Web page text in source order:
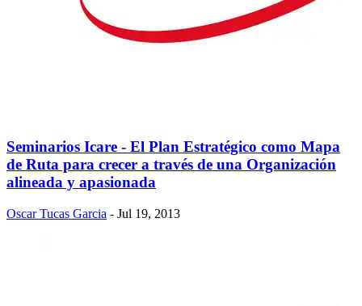
Seminarios Icare - El Plan Estratégico como Mapa
de Ruta para crecer a través de una Organización
alineada y apasionada
Oscar Tucas Garcia - Jul 19, 2013